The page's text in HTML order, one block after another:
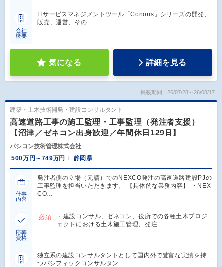
会社
概要
ITサービスマネジメントツール「Conoris」シリーズの開発、
販売、運営、その…
気になる 詳細を見る
掲載期間：26/07/28～26/08/17
建築・土木技術開発・建設コンサルタント
高速道路工事の施工監理・工事監理（発注者支援）
【沼津／ゼネコン出身歓迎／年間休日129日】
パシコン技術管理株式会社
500万円～749万円
静岡県
仕事
内容
発注者側の立場（元請）でのNEXCO発注の高速道路建設PJの
工事監理を担当いただきます。 【具体的な業務内容】 ・NEX
CO…
応募
資格
必須
・建設コンサル、ゼネコン、役所での各種土木プロジ
ェクトにおける土木施工管理、発注…
独立系の建設コンサルタントとして国内外で豊富な実績を持
つパシフィックコンサルタン…